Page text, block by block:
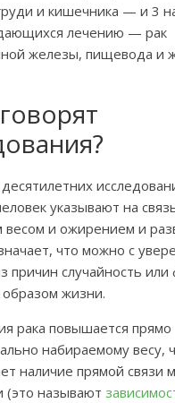
и кишечника — и 3
лечению — рак
железы, пищевода и
указывают на
и ожирением и
что можно с
причин случайность или
образом жизни.
рака повышается прямо
набираемому весу,
наличие прямой связи
(это называют